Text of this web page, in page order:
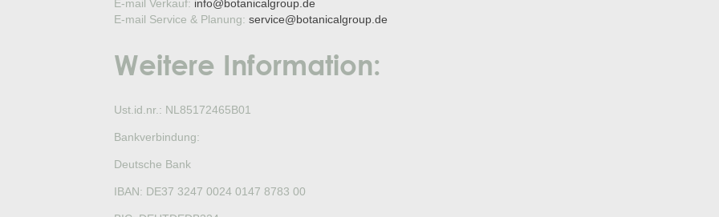
E-mail Verkauf: info@botanicalgroup.de
E-mail Service & Planung: service@botanicalgroup.de
Weitere Information:
Ust.id.nr.: NL85172465B01
Bankverbindung:
Deutsche Bank
IBAN: DE37 3247 0024 0147 8783 00